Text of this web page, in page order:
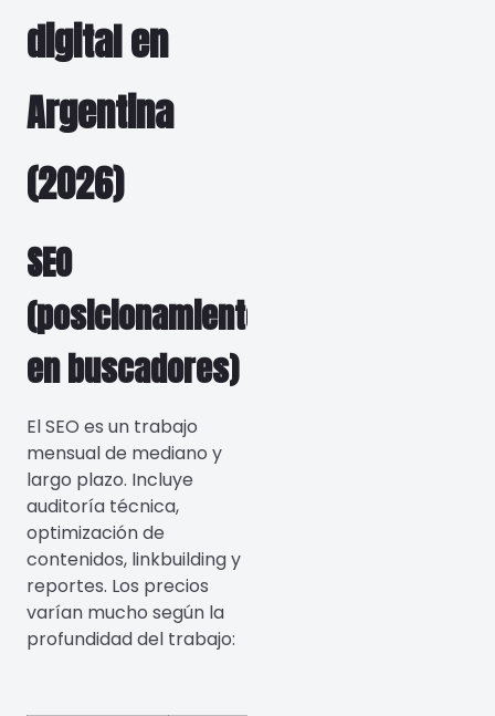
digital en
Argentina
(2026)
SEO
(posicionamiento
en buscadores)
El SEO es un trabajo
mensual de mediano y
largo plazo. Incluye
auditoría técnica,
optimización de
contenidos, linkbuilding y
reportes. Los precios
varían mucho según la
profundidad del trabajo: